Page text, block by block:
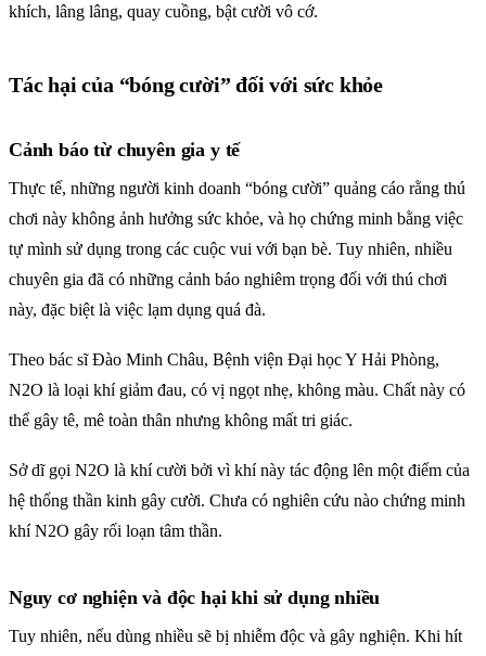
khích, lâng lâng, quay cuồng, bật cười vô cớ.
Tác hại của “bóng cười” đối với sức khỏe
Cảnh báo từ chuyên gia y tế
Thực tế, những người kinh doanh “bóng cười” quảng cáo rằng thú
chơi này không ảnh hưởng sức khỏe, và họ chứng minh bằng việc
tự mình sử dụng trong các cuộc vui với bạn bè. Tuy nhiên, nhiều
chuyên gia đã có những cảnh báo nghiêm trọng đối với thú chơi
này, đặc biệt là việc lạm dụng quá đà.
Theo bác sĩ Đào Minh Châu, Bệnh viện Đại học Y Hải Phòng,
N2O là loại khí giảm đau, có vị ngọt nhẹ, không màu. Chất này có
thể gây tê, mê toàn thân nhưng không mất tri giác.
Sở dĩ gọi N2O là khí cười bởi vì khí này tác động lên một điểm của
hệ thống thần kinh gây cười. Chưa có nghiên cứu nào chứng minh
khí N2O gây rối loạn tâm thần.
Nguy cơ nghiện và độc hại khi sử dụng nhiều
Tuy nhiên, nếu dùng nhiều sẽ bị nhiễm độc và gây nghiện. Khi hít